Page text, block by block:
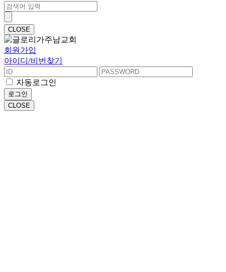
CLOSE
회원가입
아이디/비번찾기
자동로그인
로그인
CLOSE